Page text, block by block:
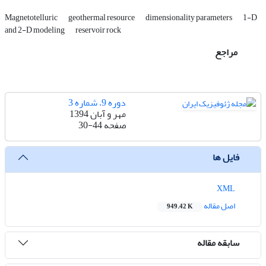
Magnetotelluric geothermal resource dimensionality parameters 1-D
and 2-D modeling reservoir rock
مراجع
دوره 9، شماره 3
مهر و آبان 1394
صفحه30-44
فایل ها
اصل مقاله
949.42 K
سابقه مقاله